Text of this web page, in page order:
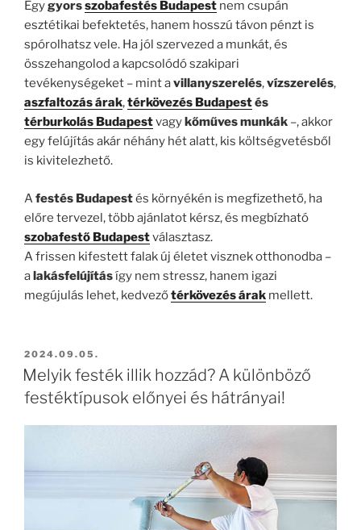
Egygyorsszobafestés Budapest nem csupán
esztétikai befektetés, hanem hosszú távon pénzt is
spórolhatsz vele. Ha jól szervezed a munkát, és
összehangolod a kapcsolódó szakipari
tevékenységeket – mint avillanyszerelés,vízszerelés,
aszfaltozás árak,térkövezés Budapestés
térburkolás Budapestvagy kőműves munkák –, akkor
egy felújítás akár néhány hét alatt, kis költségvetésből
is kivitelezhető.
Afestés Budapestés környékén is megfizethető, ha
előre tervezel, több ajánlatot kérsz, és megbízható
szobafestő Budapestválasztasz.
A frissen kifestett falak új életet visznek otthonodba –
alakásfelújításígy nem stressz, hanem igazi
megújulás lehet, kedvezőtérkövezés árak mellett.
BEKÜLDVE:
2024.09.05.
Melyik festék illik hozzád? A különböző
festéktípusok előnyei és hátrányai!